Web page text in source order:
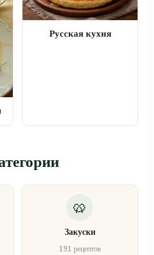
Русская кухня
Закуски
191 рецептов